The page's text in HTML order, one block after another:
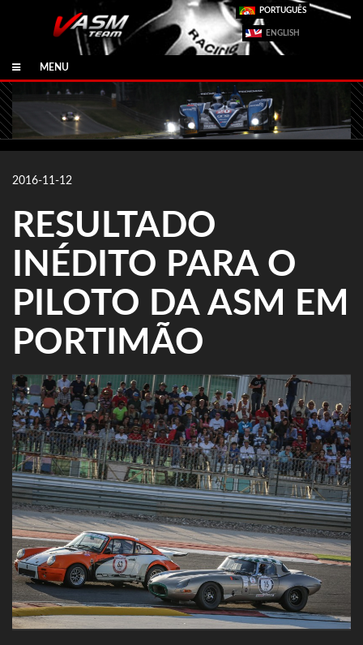
PORTUGUÊS
ENGLISH
MENU
2016-11-12
RESULTADO
INÉDITO PARA O
PILOTO DA ASM EM
PORTIMÃO